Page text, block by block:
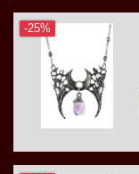
-25%